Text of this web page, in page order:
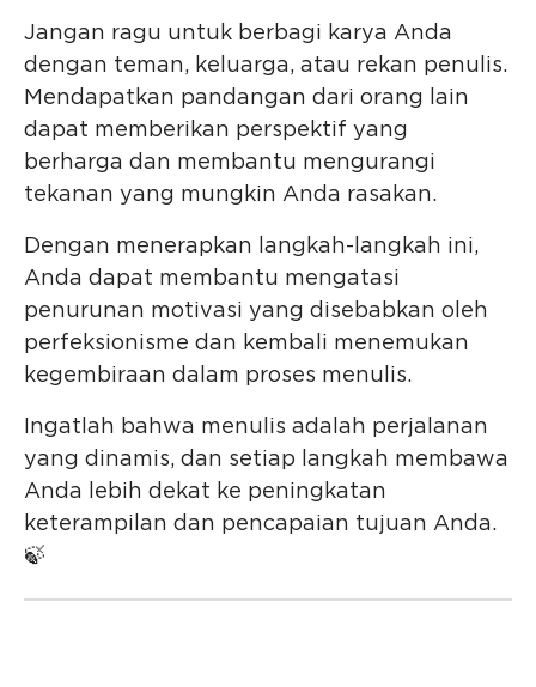
Jangan ragu untuk berbagi karya Anda
dengan teman, keluarga, atau rekan penulis.
Mendapatkan pandangan dari orang lain
dapat memberikan perspektif yang
berharga dan membantu mengurangi
tekanan yang mungkin Anda rasakan.
Dengan menerapkan langkah-langkah ini,
Anda dapat membantu mengatasi
penurunan motivasi yang disebabkan oleh
perfeksionisme dan kembali menemukan
kegembiraan dalam proses menulis.
Ingatlah bahwa menulis adalah perjalanan
yang dinamis, dan setiap langkah membawa
Anda lebih dekat ke peningkatan
keterampilan dan pencapaian tujuan Anda.
🍃